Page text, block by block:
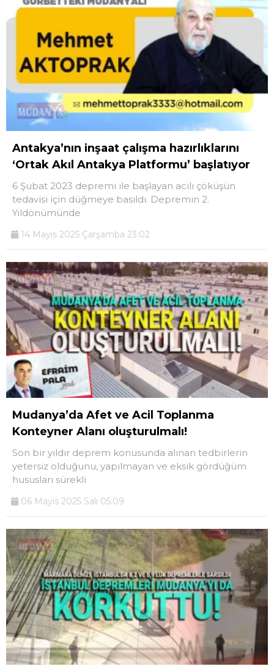
Antakya’nın inşaat çalışma hazırlıklarını
‘Ortak Akıl Antakya Platformu’ başlatıyor
6 Şubat 2023 depremi ile başlayan acılı çöküşün
tedavisi için düğmeye basıldı. Depremin 2.
Yıldönümünde
14 Mayıs 2025 Çarşamba 23:02
Mudanya’da Afet ve Acil Toplanma
Konteyner Alanı oluşturulmalı!
Son bir yıldır deprem konusunda alınan tedbirlerin
yetersiz olduğunu, yapılmayan ve eksik gördüğüm
hususları sürekli
06 Mayıs 2025 Salı 05:09